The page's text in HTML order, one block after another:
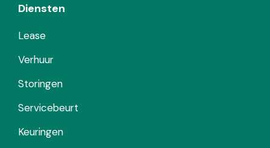
Diensten
Lease
Verhuur
Storingen
Servicebeurt
Keuringen